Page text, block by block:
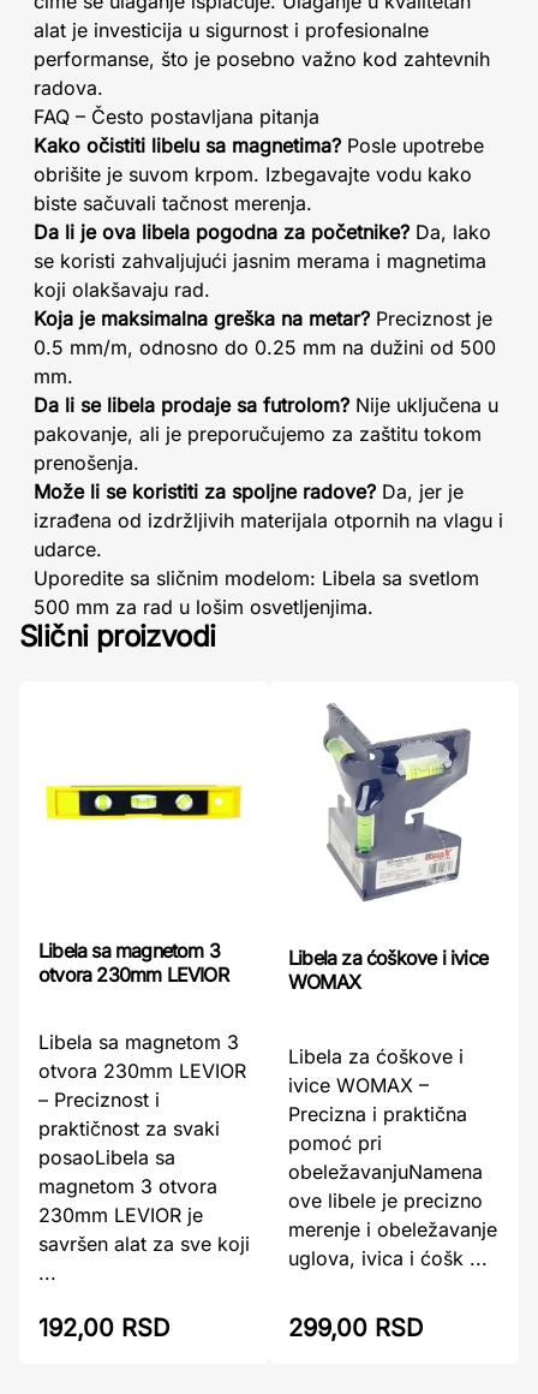
alat je investicija u sigurnost i profesionalne
performanse, što je posebno važno kod zahtevnih
radova.
FAQ – Često postavljana pitanja
Kako očistiti libelu sa magnetima? Posle upotrebe
obrišite je suvom krpom. Izbegavajte vodu kako
biste sačuvali tačnost merenja.
Da li je ova libela pogodna za početnike? Da, lako
se koristi zahvaljujući jasnim merama i magnetima
koji olakšavaju rad.
Koja je maksimalna greška na metar? Preciznost je
0.5 mm/m, odnosno do 0.25 mm na dužini od 500
mm.
Da li se libela prodaje sa futrolom? Nije uključena u
pakovanje, ali je preporučujemo za zaštitu tokom
prenošenja.
Može li se koristiti za spoljne radove? Da, jer je
izrađena od izdržljivih materijala otpornih na vlagu i
udarce.
Uporedite sa sličnim modelom: Libela sa svetlom
500 mm za rad u lošim osvetljenjima.
Slični proizvodi
Libela sa magnetom 3
otvora 230mm LEVIOR
Libela sa magnetom 3
otvora 230mm LEVIOR
– Preciznost i
praktičnost za svaki
posaoLibela sa
magnetom 3 otvora
230mm LEVIOR je
savršen alat za sve koji
...
192,00 RSD
Libela za ćoškove i ivice
WOMAX
Libela za ćoškove i
ivice WOMAX –
Precizna i praktična
pomoć pri
obeležavanjuNamena
ove libele je precizno
merenje i obeležavanje
uglova, ivica i ćošk ...
299,00 RSD